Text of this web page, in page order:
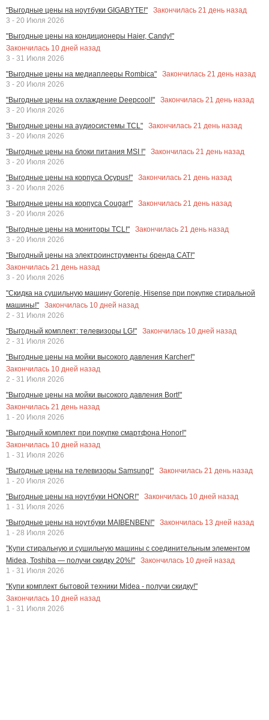
"Выгодные цены на ноутбуки GIGABYTE!"
Закончилась 21 день назад
3 - 20 Июля 2026
"Выгодные цены на кондиционеры Haier, Candy!"
Закончилась 10 дней назад
3 - 31 Июля 2026
"Выгодные цены на медиаплееры Rombica"
Закончилась 21 день назад
3 - 20 Июля 2026
"Выгодные цены на охлаждение Deepcool!"
Закончилась 21 день назад
3 - 20 Июля 2026
"Выгодные цены на аудиосистемы TCL"
Закончилась 21 день назад
3 - 20 Июля 2026
"Выгодные цены на блоки питания MSI !"
Закончилась 21 день назад
3 - 20 Июля 2026
"Выгодные цены на корпуса Ocypus!"
Закончилась 21 день назад
3 - 20 Июля 2026
"Выгодные цены на корпуса Cougar!"
Закончилась 21 день назад
3 - 20 Июля 2026
"Выгодные цены на мониторы TCL!"
Закончилась 21 день назад
3 - 20 Июля 2026
"Выгодный цены на электроинструменты бренда CAT!"
Закончилась 21 день назад
3 - 20 Июля 2026
"Скидка на сушильную машину Gorenje, Hisense при покупке стиральной
машины!"
Закончилась 10 дней назад
2 - 31 Июля 2026
"Выгодный комплект: телевизоры LG!"
Закончилась 10 дней назад
2 - 31 Июля 2026
"Выгодные цены на мойки высокого давления Karcher!"
Закончилась 10 дней назад
2 - 31 Июля 2026
"Выгодные цены на мойки высокого давления Bort!"
Закончилась 21 день назад
1 - 20 Июля 2026
"Выгодный комплект при покупке смартфона Honor!"
Закончилась 10 дней назад
1 - 31 Июля 2026
"Выгодные цены на телевизоры Samsung!"
Закончилась 21 день назад
1 - 20 Июля 2026
"Выгодные цены на ноутбуки HONOR!"
Закончилась 10 дней назад
1 - 31 Июля 2026
"Выгодные цены на ноутбуки MAIBENBEN!"
Закончилась 13 дней назад
1 - 28 Июля 2026
"Купи стиральную и сушильную машины с соединительным элементом
Midea, Toshiba — получи скидку 20%!"
Закончилась 10 дней назад
1 - 31 Июля 2026
"Купи комплект бытовой техники Midea - получи скидку!"
Закончилась 10 дней назад
1 - 31 Июля 2026